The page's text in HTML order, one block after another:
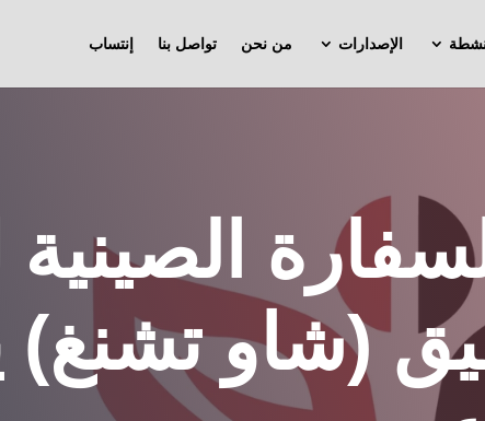
الإصدارات من نحن تواصل بنا إنتساب
(شاو